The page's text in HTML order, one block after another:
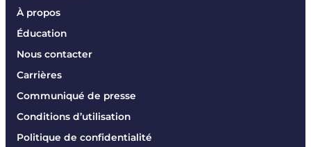
À propos
Éducation
Nous contacter
Carrières
Communiqué de presse
Conditions d’utilisation
Politique de confidentialité